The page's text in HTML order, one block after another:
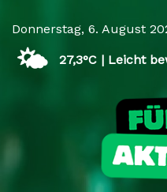
content
Donnerstag, 6. August
🌤️ 27,3°C | Leicht